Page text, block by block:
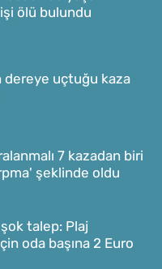
ölü bulundu
dereye uçtuğu kaza
7 kazadan biri
şeklinde oldu
şok talep: Plaj
oda başına 2 Euro